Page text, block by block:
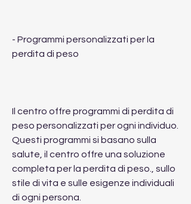
- Programmi personalizzati per la
perdita di peso
Il centro offre programmi di perdita di
peso personalizzati per ogni individuo.
Questi programmi si basano sulla
salute, il centro offre una soluzione
completa per la perdita di peso., sullo
stile di vita e sulle esigenze individuali
di ogni persona.